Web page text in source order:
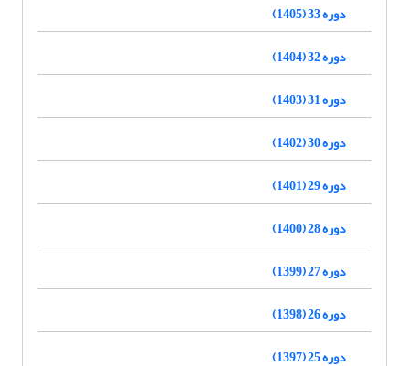
دوره 33 (1405)
دوره 32 (1404)
دوره 31 (1403)
دوره 30 (1402)
دوره 29 (1401)
دوره 28 (1400)
دوره 27 (1399)
دوره 26 (1398)
دوره 25 (1397)